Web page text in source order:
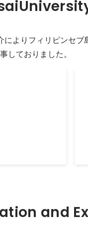
によりフィリピンセ
しておりました。